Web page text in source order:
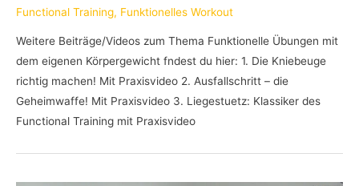
Functional Training, Funktionelles Workout
Weitere Beiträge/Videos zum Thema Funktionelle Übungen mit
dem eigenen Körpergewicht fndest du hier: 1. Die Kniebeuge
richtig machen! Mit Praxisvideo 2. Ausfallschritt – die
Geheimwaffe! Mit Praxisvideo 3. Liegestuetz: Klassiker des
Functional Training mit Praxisvideo